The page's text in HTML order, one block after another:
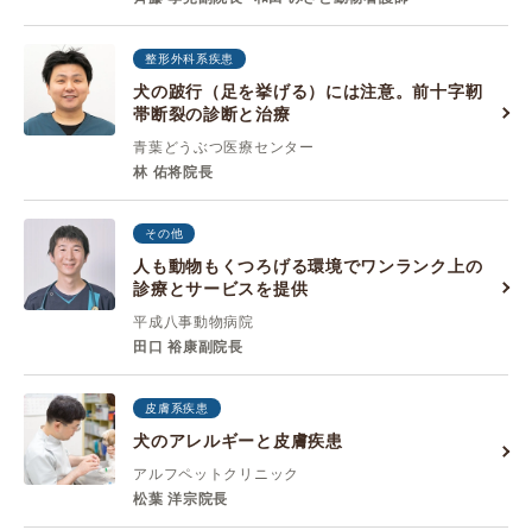
整形外科系疾患
犬の跛行（足を挙げる）には注意。前十字靭
帯断裂の診断と治療
青葉どうぶつ医療センター
林 佑将院長
その他
人も動物もくつろげる環境でワンランク上の
診療とサービスを提供
平成八事動物病院
田口 裕康副院長
皮膚系疾患
犬のアレルギーと皮膚疾患
アルフペットクリニック
松葉 洋宗院長